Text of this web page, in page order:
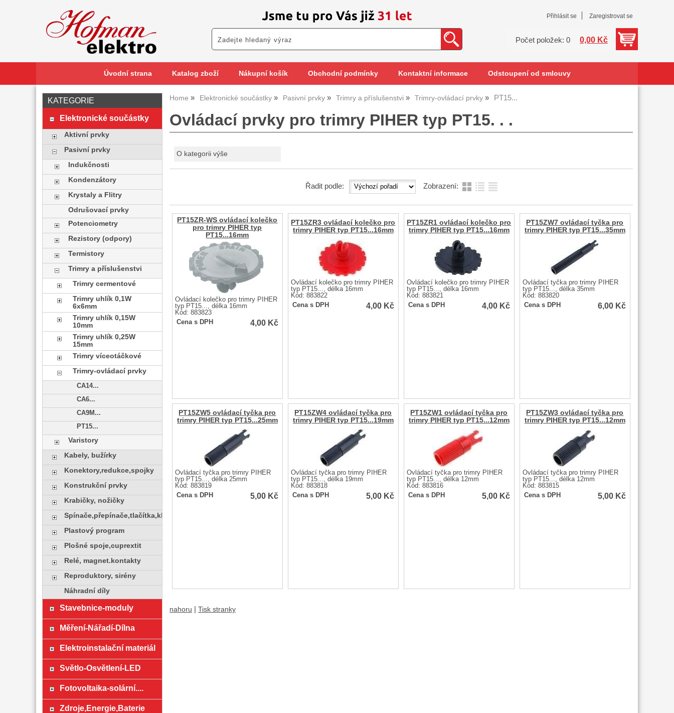
Přihlásit se Zaregistrovat se
Počet položek: 0 0,00 Kč
Úvodní strana Katalog zboží Nákupní košík Obchodní podmínky Kontaktní informace Odstoupení od smlouvy
Home Elektronické součástky Pasivní prvky Trimry a příslušenstvi Trimry-ovládací prvky PT15...
Ovládací prvky pro trimry PIHER typ PT15. . .
O kategorii výše
Řadit podle: Zobrazení:
PT15ZR-WS ovládací kolečko
pro trimry PIHER typ
PT15...16mm
Ovládací kolečko pro trimry PIHER
typ PT15..., délka 16mm
Kód: 883823
Cena s DPH
4,00 Kč
PT15ZR3 ovládací kolečko pro
trimry PIHER typ PT15...16mm
Ovládací kolečko pro trimry PIHER
typ PT15..., délka 16mm
Kód: 883822
Cena s DPH
4,00 Kč
PT15ZR1 ovládací kolečko pro
trimry PIHER typ PT15...16mm
Ovládací kolečko pro trimry PIHER
typ PT15..., délka 16mm
Kód: 883821
Cena s DPH
4,00 Kč
PT15ZW7 ovládací tyčka pro
trimry PIHER typ PT15...35mm
Ovládací tyčka pro trimry PIHER
typ PT15..., délka 35mm
Kód: 883820
Cena s DPH
6,00 Kč
PT15ZW5 ovládací tyčka pro
trimry PIHER typ PT15...25mm
Ovládací tyčka pro trimry PIHER
typ PT15..., délka 25mm
Kód: 883819
Cena s DPH
5,00 Kč
PT15ZW4 ovládací tyčka pro
trimry PIHER typ PT15...19mm
Ovládací tyčka pro trimry PIHER
typ PT15..., délka 19mm
Kód: 883818
Cena s DPH
5,00 Kč
PT15ZW1 ovládací tyčka pro
trimry PIHER typ PT15...12mm
Ovládací tyčka pro trimry PIHER
typ PT15..., délka 12mm
Kód: 883816
Cena s DPH
5,00 Kč
PT15ZW3 ovládací tyčka pro
trimry PIHER typ PT15...12mm
Ovládací tyčka pro trimry PIHER
typ PT15..., délka 12mm
Kód: 883815
Cena s DPH
5,00 Kč
nahoru Tisk stranky
KATEGORIE
Elektronické součástky
Aktivní prvky
Pasivní prvky
Indukčnosti
Kondenzátory
Krystaly a Flitry
Odrušovací prvky
Potenciometry
Rezistory (odpory)
Termistory
Trimry a příslušenstvi
Trimry cermentové
Trimry uhlík 0,1W
6x6mm
Trimry uhlík 0,15W
10mm
Trimry uhlík 0,25W
15mm
Trimry víceotáčkové
Trimry-ovládací prvky
CA14...
CA6...
CA9M...
PT15...
Varistory
Kabely, bužírky
Konektory,redukce,spojky
Konstrukční prvky
Krabičky, nožičky
Spínače,přepínače,tlačítka,klávesy
Plastový program
Plošné spoje,cuprextit
Relé, magnet.kontakty
Reproduktory, sirény
Náhradní díly
Stavebnice-moduly
Měření-Nářadí-Dílna
Elektroinstalační materiál
Světlo-Osvětlení-LED
Fotovoltaika-solární....
Zdroje,Energie,Baterie